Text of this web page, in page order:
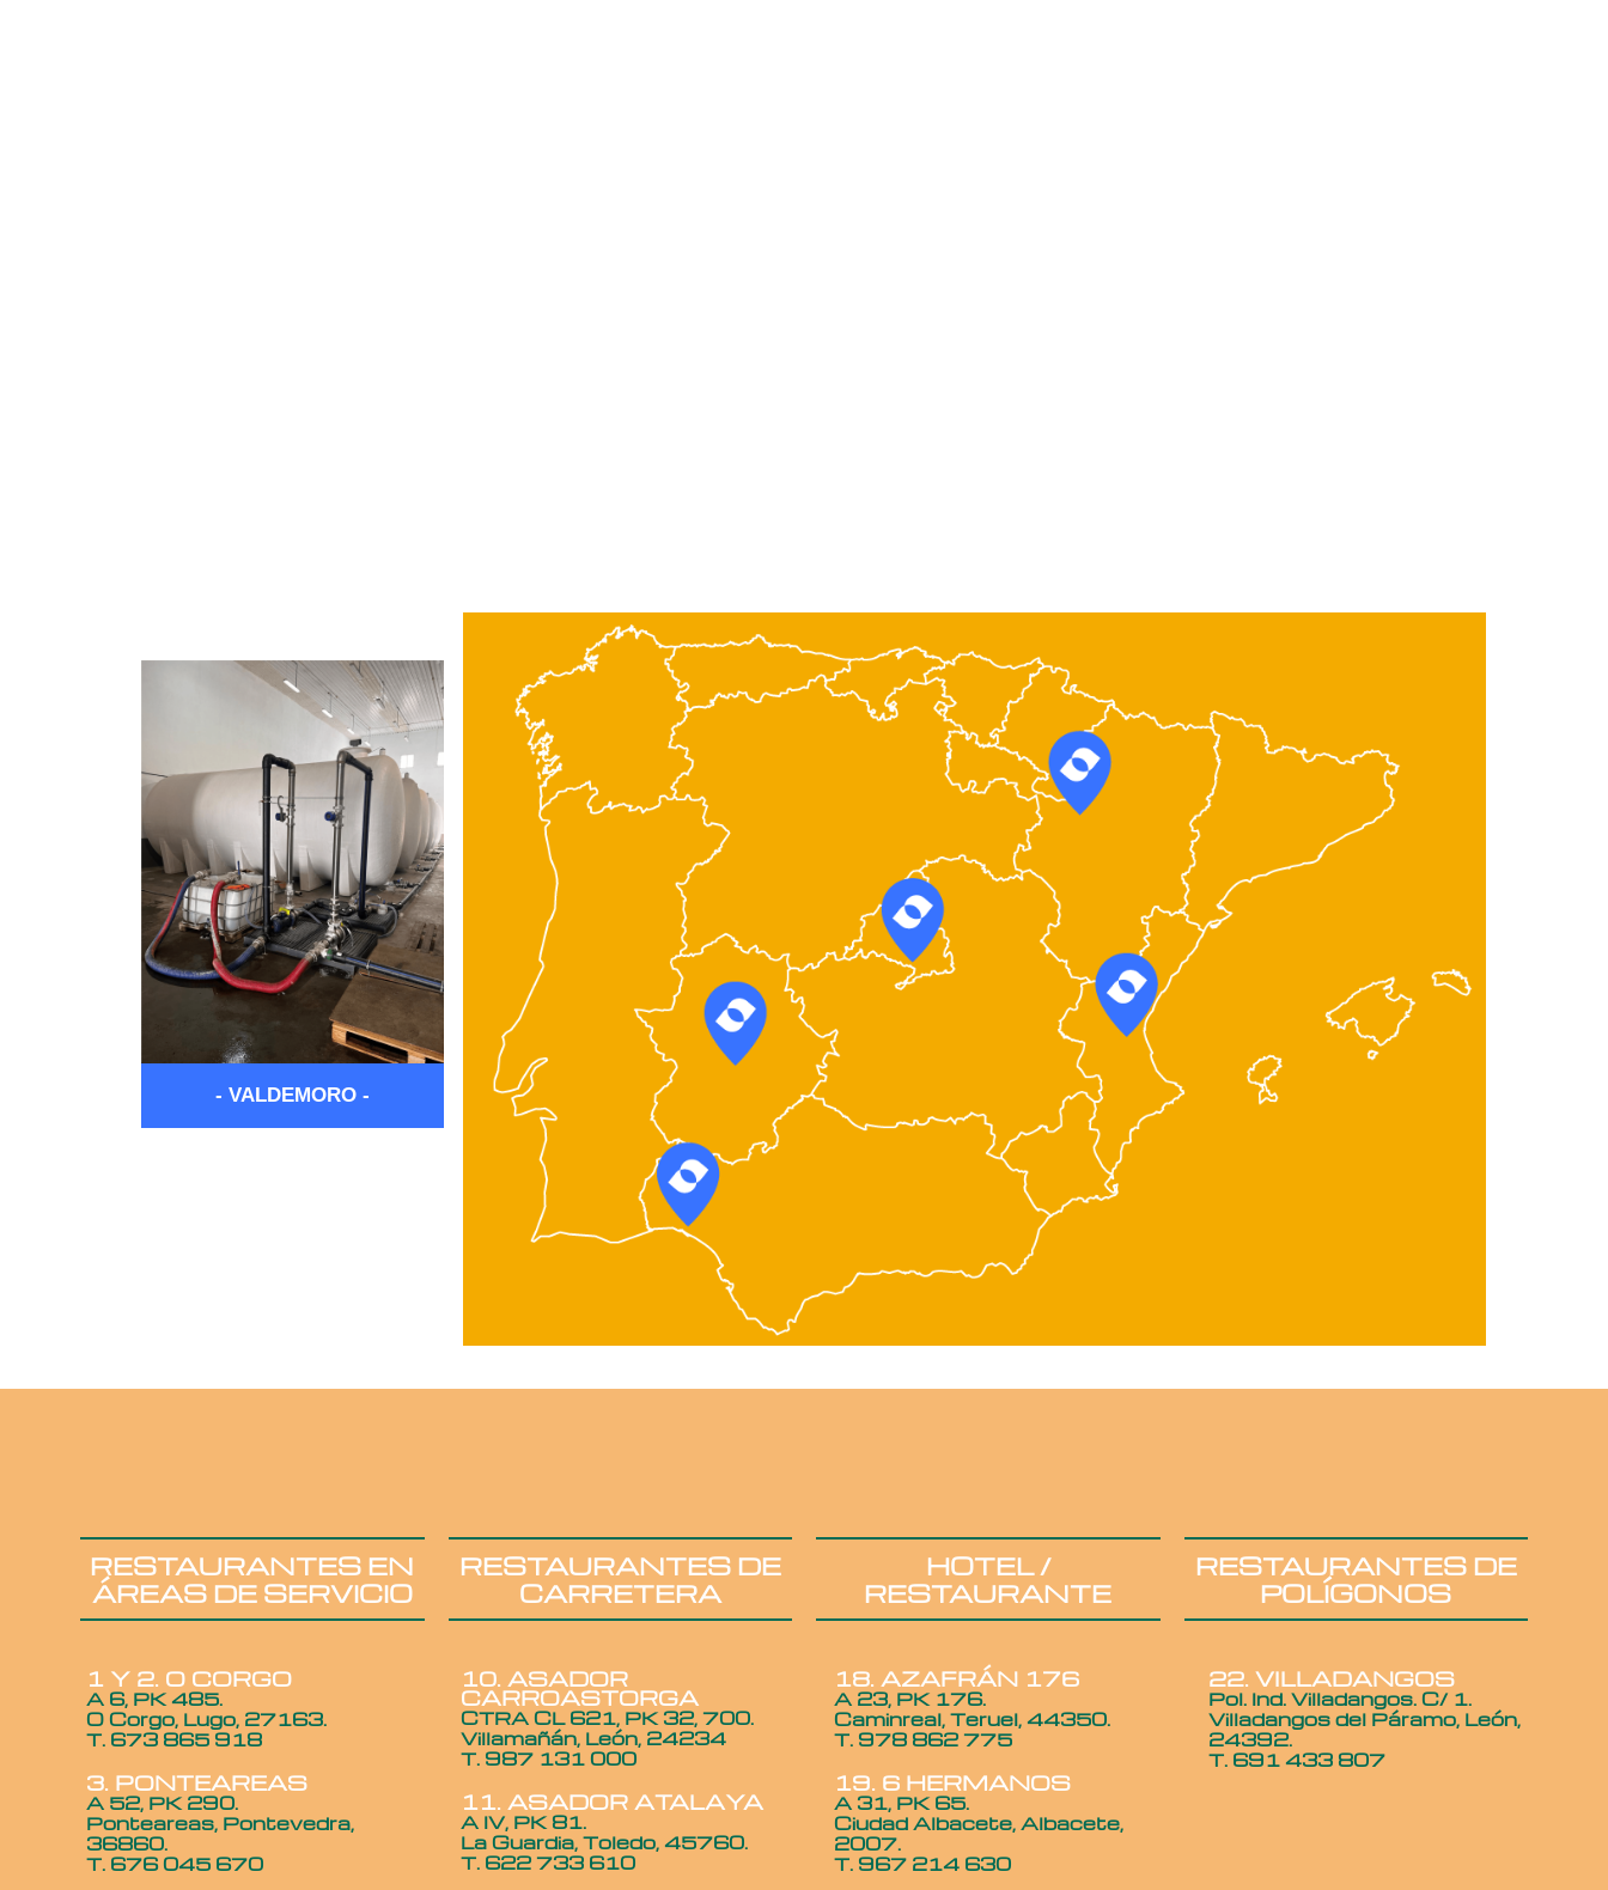
- VALDEMORO -
RESTAURANTES EN
ÁREAS DE SERVICIO
RESTAURANTES DE
CARRETERA
HOTEL /
RESTAURANTE
RESTAURANTES DE
POLÍGONOS
1 Y 2. O CORGO
A 6, PK 485.
O Corgo, Lugo, 27163.
T. 673 865 918
3. PONTEAREAS
A 52, PK 290.
Ponteareas, Pontevedra,
36860.
T. 676 045 670
10. ASADOR
CARROASTORGA
CTRA CL 621, PK 32, 700.
Villamañán, León, 24234
T. 987 131 000
11. ASADOR ATALAYA
A IV, PK 81.
La Guardia, Toledo, 45760.
T. 622 733 610
18. AZAFRÁN 176
A 23, PK 176.
Caminreal, Teruel, 44350.
T. 978 862 775
19. 6 HERMANOS
A 31, PK 65.
Ciudad Albacete, Albacete,
2007.
T. 967 214 630
22. VILLADANGOS
Pol. Ind. Villadangos. C/ 1.
Villadangos del Páramo, León,
24392.
T. 691 433 807